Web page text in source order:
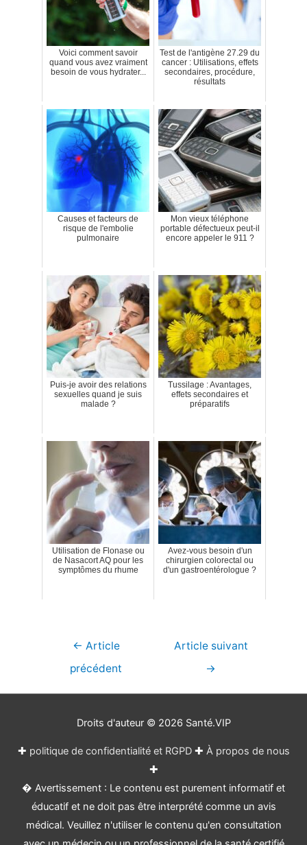
Voici comment savoir
quand vous avez vraiment
besoin de vous hydrater...
Test de l'antigène 27.29 du
cancer : Utilisations, effets
secondaires, procédure,
résultats
Causes et facteurs de
risque de l'embolie
pulmonaire
Mon vieux téléphone
portable défectueux peut-il
encore appeler le 911 ?
Puis-je avoir des relations
sexuelles quand je suis
malade ?
Tussilage : Avantages,
effets secondaires et
préparatifs
Utilisation de Flonase ou
de Nasacort AQ pour les
symptômes du rhume
Avez-vous besoin d'un
chirurgien colorectal ou
d'un gastroentérologue ?
Navigation
← Article
précédent
Article suivant
→
Droits d'auteur © 2026 Santé.VIP
✚ politique de confidentialité et RGPD✚ À propos de nous
✚
� Avertissement : Le contenu est purement informatif et
éducatif et ne doit pas être interprété comme un avis
médical. Veuillez n'utiliser le contenu qu'en consultation